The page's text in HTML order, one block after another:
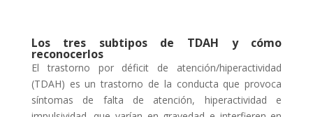
Los tres subtipos de TDAH y cómo
reconocerlos
El trastorno por déficit de atención/hiperactividad
(TDAH) es un trastorno de la conducta que provoca
síntomas de falta de atención, hiperactividad e